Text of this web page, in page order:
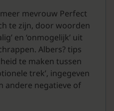
mevrouw Perfect
te zijn, door woorden
en ‘onmogelijk’ uit
Albers? tips
te maken tussen
trek’, ingegeven
andere negatieve of